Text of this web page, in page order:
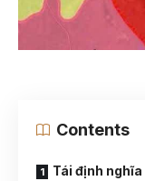
Contents
Tái định